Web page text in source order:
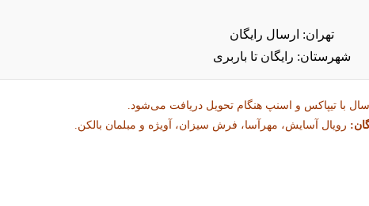
تهران: ارسال رایگان
شهرستان: رایگان تا باربری
با تیپاکس و اسنپ هنگام تحویل دریافت می‌شود.
رویال آسایش، مهرآسا، فرش سیزان، آویژه و مبلمان بالکن.